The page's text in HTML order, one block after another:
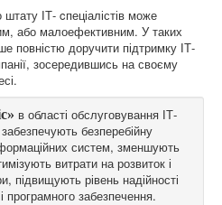
ІТ- cпеціалістів може
або малоефективним. У таких
повністю доручити підтримку ІТ-
зосередившись на своєму
в області обслуговування ІТ-
безперебійну
систем, зменшують
витрати на розвиток і
підвищують рівень надійності
програмного забезпечення.